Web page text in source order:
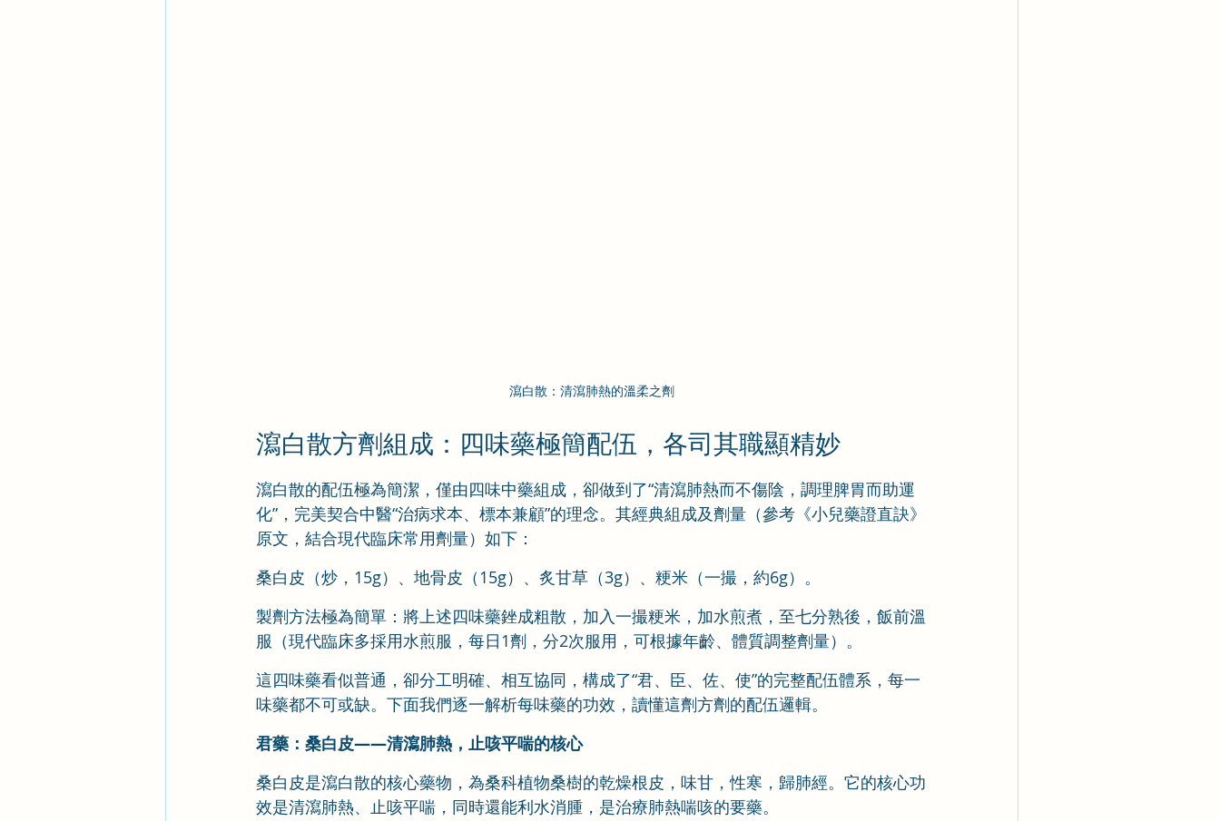
瀉白散：清瀉肺熱的溫柔之劑
瀉白散方劑組成：四味藥極簡配伍，各司其職顯精妙
瀉白散的配伍極為簡潔，僅由四味中藥組成，卻做到了“清瀉肺熱而不傷陰，調理脾胃而助運
化”，完美契合中醫“治病求本、標本兼顧”的理念。其經典組成及劑量（參考《小兒藥證直訣》
原文，結合現代臨床常用劑量）如下：
桑白皮（炒，15g）、地骨皮（15g）、炙甘草（3g）、粳米（一撮，約6g）。
製劑方法極為簡單：將上述四味藥銼成粗散，加入一撮粳米，加水煎煮，至七分熟後，飯前溫
服（現代臨床多採用水煎服，每日1劑，分2次服用，可根據年齡、體質調整劑量）。
這四味藥看似普通，卻分工明確、相互協同，構成了“君、臣、佐、使”的完整配伍體系，每一
味藥都不可或缺。下面我們逐一解析每味藥的功效，讀懂這劑方劑的配伍邏輯。
君藥：桑白皮——清瀉肺熱，止咳平喘的核心
桑白皮是瀉白散的核心藥物，為桑科植物桑樹的乾燥根皮，味甘，性寒，歸肺經。它的核心功
效是清瀉肺熱、止咳平喘，同時還能利水消腫，是治療肺熱喘咳的要藥。